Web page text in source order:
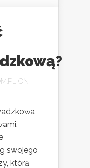
ON
swojego
którą